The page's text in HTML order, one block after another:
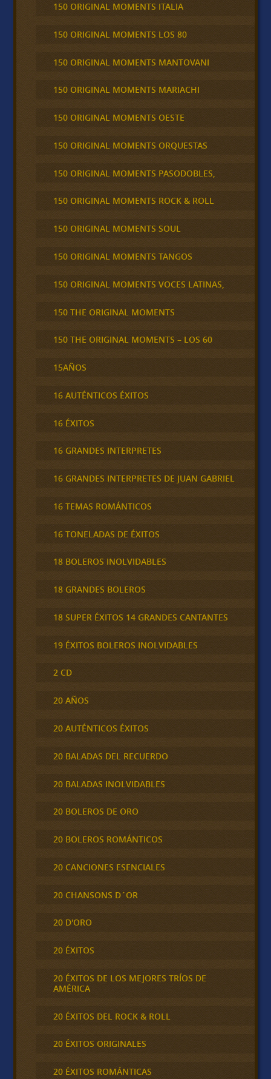
150 ORIGINAL MOMENTS ITALIA
150 ORIGINAL MOMENTS LOS 80
150 ORIGINAL MOMENTS MANTOVANI
150 ORIGINAL MOMENTS MARIACHI
150 ORIGINAL MOMENTS OESTE
150 ORIGINAL MOMENTS ORQUESTAS
150 ORIGINAL MOMENTS PASODOBLES,
150 ORIGINAL MOMENTS ROCK & ROLL
150 ORIGINAL MOMENTS SOUL
150 ORIGINAL MOMENTS TANGOS
150 ORIGINAL MOMENTS VOCES LATINAS,
150 THE ORIGINAL MOMENTS
150 THE ORIGINAL MOMENTS – LOS 60
15AÑOS
16 AUTÉNTICOS ÉXITOS
16 ÉXITOS
16 GRANDES INTERPRETES
16 GRANDES INTERPRETES DE JUAN GABRIEL
16 TEMAS ROMÁNTICOS
16 TONELADAS DE ÉXITOS
18 BOLEROS INOLVIDABLES
18 GRANDES BOLEROS
18 SUPER ÉXITOS 14 GRANDES CANTANTES
19 ÉXITOS BOLEROS INOLVIDABLES
2 CD
20 AÑOS
20 AUTÉNTICOS ÉXITOS
20 BALADAS DEL RECUERDO
20 BALADAS INOLVIDABLES
20 BOLEROS DE ORO
20 BOLEROS ROMÁNTICOS
20 CANCIONES ESENCIALES
20 CHANSONS D´OR
20 D'ORO
20 ÉXITOS
20 ÉXITOS DE LOS MEJORES TRÍOS DE
AMÉRICA
20 ÉXITOS DEL ROCK & ROLL
20 ÉXITOS ORIGINALES
20 ÉXITOS ROMÁNTICAS